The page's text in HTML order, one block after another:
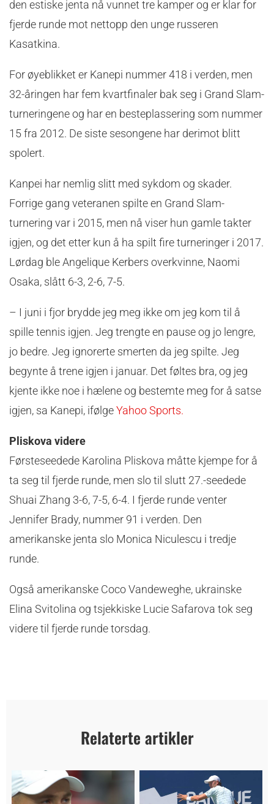
den estiske jenta nå vunnet tre kamper og er klar for
fjerde runde mot nettopp den unge russeren
Kasatkina.
For øyeblikket er Kanepi nummer 418 i verden, men
32-åringen har fem kvartfinaler bak seg i Grand Slam-
turneringene og har en besteplassering som nummer
15 fra 2012. De siste sesongene har derimot blitt
spolert.
Kanpei har nemlig slitt med sykdom og skader.
Forrige gang veteranen spilte en Grand Slam-
turnering var i 2015, men nå viser hun gamle takter
igjen, og det etter kun å ha spilt fire turneringer i 2017.
Lørdag ble Angelique Kerbers overkvinne, Naomi
Osaka, slått 6-3, 2-6, 7-5.
– I juni i fjor brydde jeg meg ikke om jeg kom til å
spille tennis igjen. Jeg trengte en pause og jo lengre,
jo bedre. Jeg ignorerte smerten da jeg spilte. Jeg
begynte å trene igjen i januar. Det føltes bra, og jeg
kjente ikke noe i hælene og bestemte meg for å satse
igjen, sa Kanepi, ifølgeYahoo Sports.
Pliskova videre
Førsteseedede Karolina Pliskova måtte kjempe for å
ta seg til fjerde runde, men slo til slutt 27.-seedede
Shuai Zhang 3-6, 7-5, 6-4. I fjerde runde venter
Jennifer Brady, nummer 91 i verden. Den
amerikanske jenta slo Monica Niculescu i tredje
runde.
Også amerikanske Coco Vandeweghe, ukrainske
Elina Svitolina og tsjekkiske Lucie Safarova tok seg
videre til fjerde runde torsdag.
Relaterte artikler